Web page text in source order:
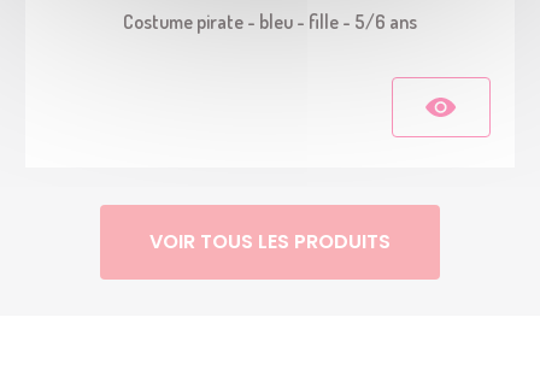
Costume pirate - bleu - fille - 5/6 ans
VOIR TOUS LES PRODUITS